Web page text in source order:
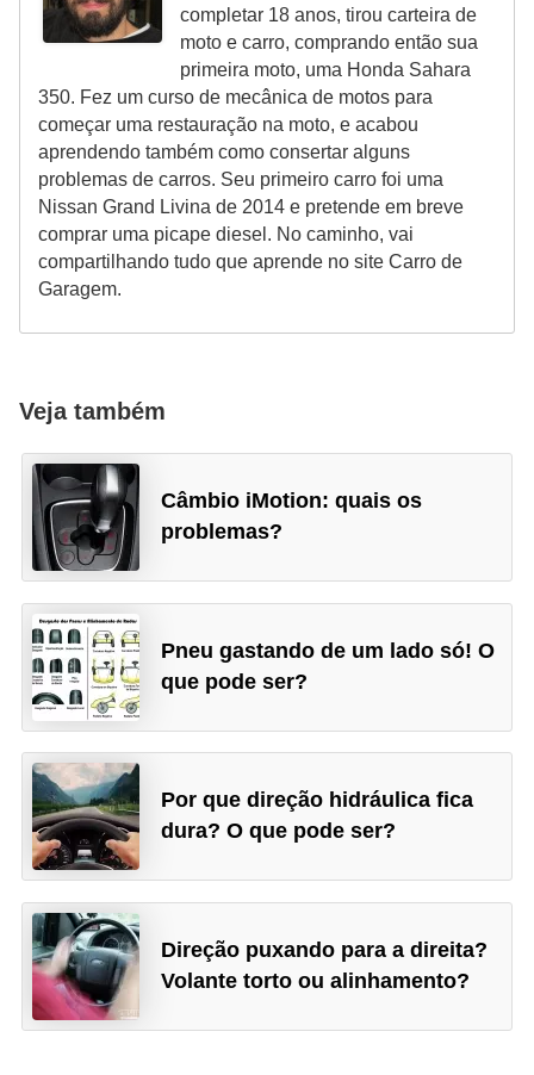
completar 18 anos, tirou carteira de
moto e carro, comprando então sua
primeira moto, uma Honda Sahara
350. Fez um curso de mecânica de motos para
começar uma restauração na moto, e acabou
aprendendo também como consertar alguns
problemas de carros. Seu primeiro carro foi uma
Nissan Grand Livina de 2014 e pretende em breve
comprar uma picape diesel. No caminho, vai
compartilhando tudo que aprende no site Carro de
Garagem.
Veja também
Câmbio iMotion: quais os
problemas?
Pneu gastando de um lado só! O
que pode ser?
Por que direção hidráulica fica
dura? O que pode ser?
Direção puxando para a direita?
Volante torto ou alinhamento?